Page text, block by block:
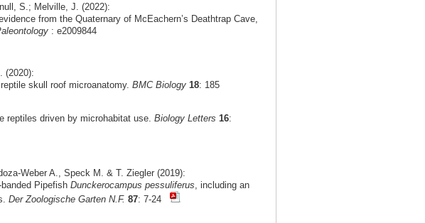
S.; Melville, J. (2022):
from the Quaternary of McEachern’s Deathtrap Cave,
: e2009844
(2020):
skull roof microanatomy. BMC Biology 18: 185
reptiles driven by microhabitat use. Biology Letters 16:
Weber A., Speck M. & T. Ziegler (2019):
Pipefish Dunckerocampus pessuliferus , including an
Der Zoologische Garten N.F. 87: 7-24